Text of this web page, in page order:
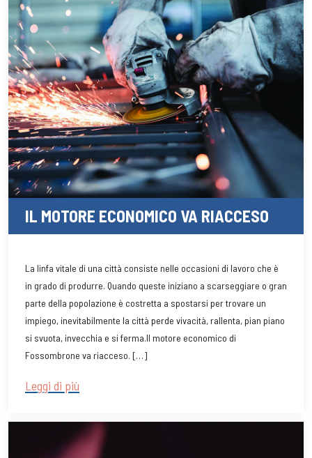
IL MOTORE ECONOMICO VA RIACCESO
La linfa vitale di una città consiste nelle occasioni di lavoro che è
in grado di produrre. Quando queste iniziano a scarseggiare o gran
parte della popolazione è costretta a spostarsi per trovare un
impiego, inevitabilmente la città perde vivacità, rallenta, pian piano
si svuota, invecchia e si ferma.Il motore economico di
Fossombrone va riacceso. […]
Leggi di più